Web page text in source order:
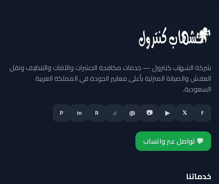
شركة الشهاب كنترول — خدمات مكافحة الحشرات والآفات والتنظيف ونقل
العفش والصيانة المنزلية بأعلى معايير الجودة في المملكة العربية
السعودية.
f
𝕏
▶
📷
@
♫
R
in
P
💬 تواصل عبر واتساب
خدماتنا